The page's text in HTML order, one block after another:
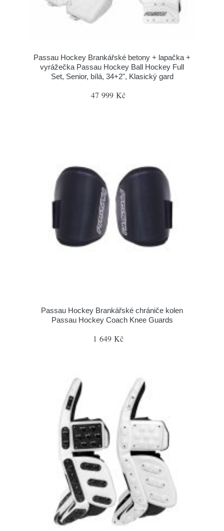
Passau Hockey Brankářské betony + lapačka +
vyrážečka Passau Hockey Ball Hockey Full
Set, Senior, bílá, 34+2", Klasický gard
47 999 Kč
Passau Hockey Brankářské chrániče kolen
Passau Hockey Coach Knee Guards
1 649 Kč